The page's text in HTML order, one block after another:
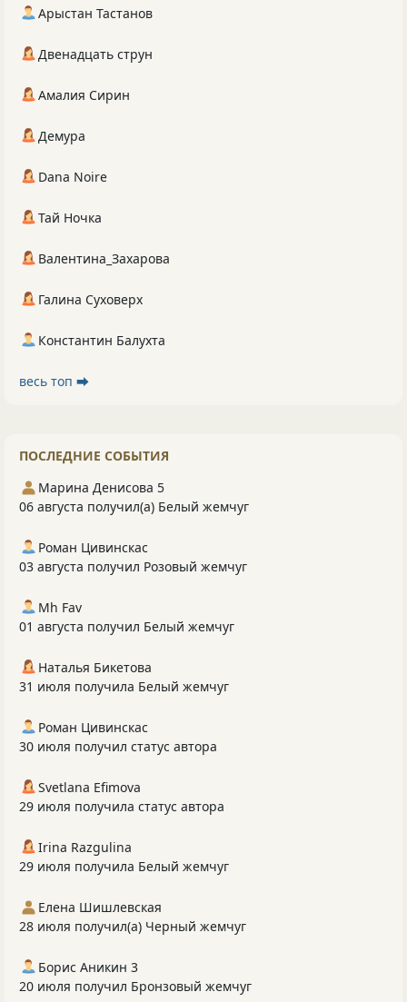
Арыстан Тастанов
Двенадцать струн
Амалия Сирин
Демура
Dana Noire
Тай Ночка
Валентина_Захарова
Галина Суховерх
Константин Балухта
весь топ ⮕
ПОСЛЕДНИЕ СОБЫТИЯ
Марина Денисова 5
06 августа получил(а) Белый жемчуг
Роман Цивинскас
03 августа получил Розовый жемчуг
Mh Fav
01 августа получил Белый жемчуг
Наталья Бикетова
31 июля получила Белый жемчуг
Роман Цивинскас
30 июля получил статус автора
Svetlana Efimova
29 июля получила статус автора
Irina Razgulina
29 июля получила Белый жемчуг
Елена Шишлевская
28 июля получил(а) Черный жемчуг
Борис Аникин 3
20 июля получил Бронзовый жемчуг